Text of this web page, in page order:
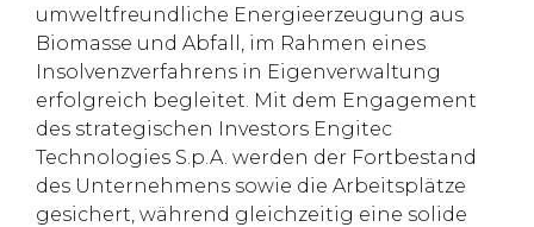
umweltfreundliche Energieerzeugung aus
Biomasse und Abfall, im Rahmen eines
Insolvenzverfahrens in Eigenverwaltung
erfolgreich begleitet. Mit dem Engagement
des strategischen Investors Engitec
Technologies S.p.A. werden der Fortbestand
des Unternehmens sowie die Arbeitsplätze
gesichert, während gleichzeitig eine solide